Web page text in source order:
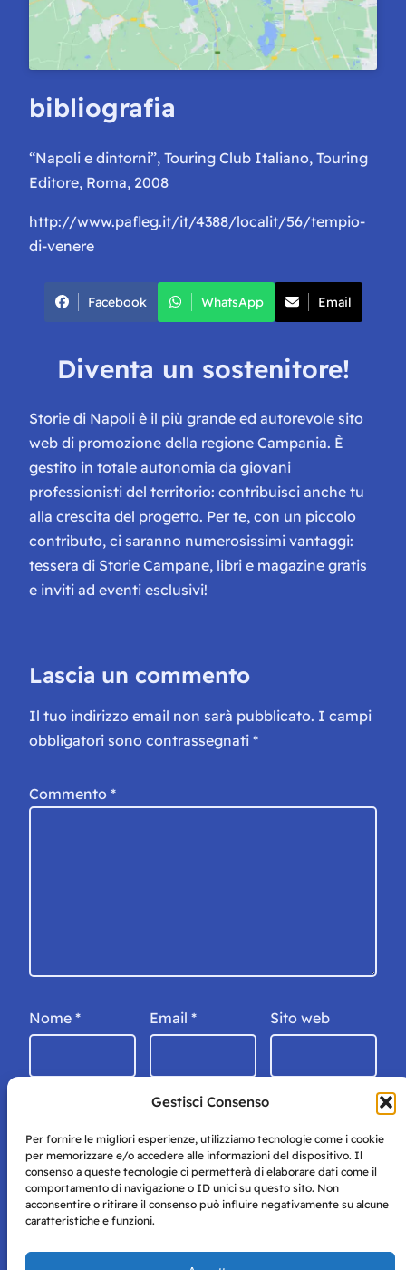
Gestisci Consenso
Per fornire le migliori esperienze, utilizziamo tecnologie come i cookie
per memorizzare e/o accedere alle informazioni del dispositivo. Il
consenso a queste tecnologie ci permetterà di elaborare dati come il
comportamento di navigazione o ID unici su questo sito. Non
acconsentire o ritirare il consenso può influire negativamente su alcune
caratteristiche e funzioni.
bibliografia
“Napoli e dintorni”, Touring Club Italiano, Touring
Editore, Roma, 2008
http://www.pafleg.it/it/4388/localit/56/tempio-
di-venere
Facebook WhatsApp Email
Diventa un sostenitore!
Storie di Napoli è il più grande ed autorevole sito
web di promozione della regione Campania. È
gestito in totale autonomia da giovani
professionisti del territorio: contribuisci anche tu
alla crescita del progetto. Per te, con un piccolo
contributo, ci saranno numerosissimi vantaggi:
tessera di Storie Campane, libri e magazine gratis
e inviti ad eventi esclusivi!
Lascia un commento
Il tuo indirizzo email non sarà pubblicato. I campi
obbligatori sono contrassegnati *
Commento *
Nome * Email * Sito web
Storie di Napoli è una testata registrata presso il tribunale di